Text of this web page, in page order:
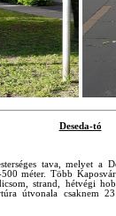
Deseda-tó
tava, melyet a
méter. Több
strand, hétvégi
útvonala